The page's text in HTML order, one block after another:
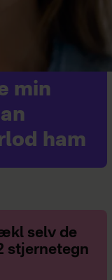
min
ham
selv de
stjernetegn